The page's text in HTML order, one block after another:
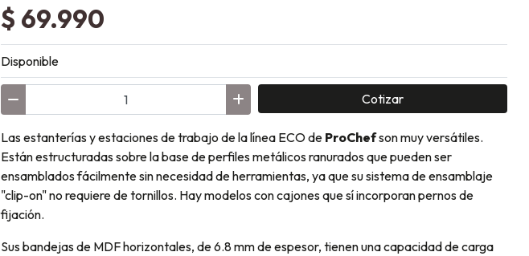
$ 69.990
Disponible
Cotizar
Las estanterías y estaciones de trabajo de la línea ECO de ProChefson muy versátiles.
Están estructuradas sobre la base de perfiles metálicos ranurados que pueden ser
ensamblados fácilmente sin necesidad de herramientas, ya que su sistema de ensamblaje
"clip-on" no requiere de tornillos. Hay modelos con cajones que sí incorporan pernos de
fijación.
Sus bandejas de MDF horizontales, de 6.8 mm de espesor, tienen una capacidad de carga